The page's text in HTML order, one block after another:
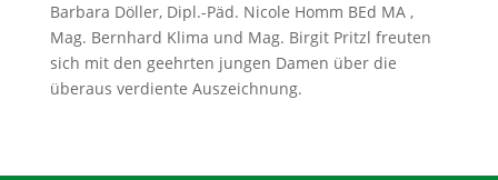
Barbara Döller, Dipl.-Päd. Nicole Homm BEd MA ,
Mag. Bernhard Klima und Mag. Birgit Pritzl freuten
sich mit den geehrten jungen Damen über die
überaus verdiente Auszeichnung.